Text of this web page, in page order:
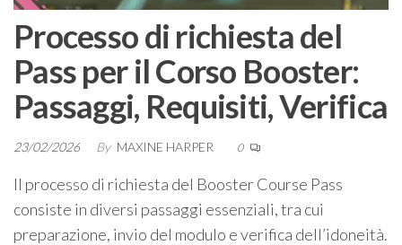
Processo di richiesta del
Pass per il Corso Booster:
Passaggi, Requisiti, Verifica
23/02/2026 By MAXINE HARPER 0
Il processo di richiesta del Booster Course Pass
consiste in diversi passaggi essenziali, tra cui
preparazione, invio del modulo e verifica dell’idoneità.